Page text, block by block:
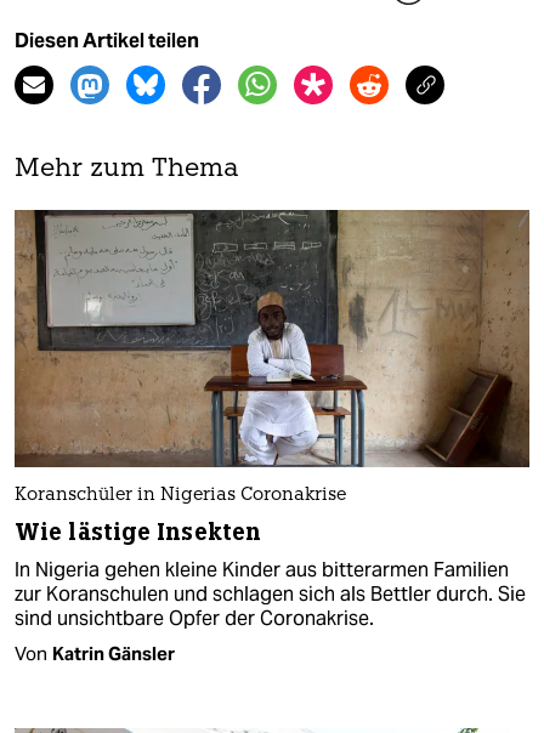
Diesen Artikel teilen
Mehr zum Thema
Koranschüler in Nigerias Coronakrise
Wie lästige Insekten
In Nigeria gehen kleine Kinder aus bitterarmen Familien
zur Koranschulen und schlagen sich als Bettler durch. Sie
sind unsichtbare Opfer der Coronakrise.
Von Katrin Gänsler